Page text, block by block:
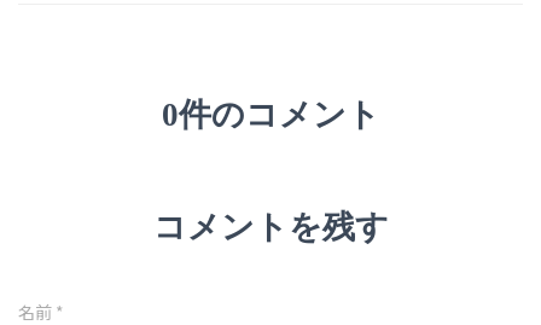
0件のコメント
コメントを残す
名前 *